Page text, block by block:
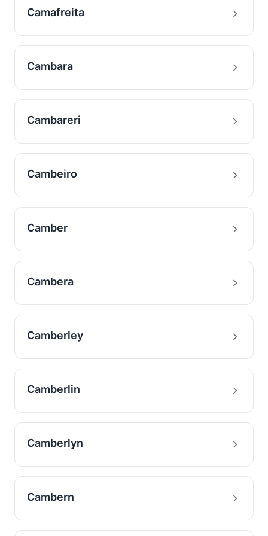
Camafreita
Cambara
Cambareri
Cambeiro
Camber
Cambera
Camberley
Camberlin
Camberlyn
Cambern